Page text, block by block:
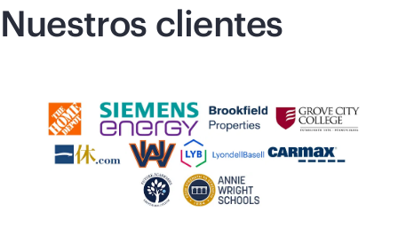
Nuestros clientes